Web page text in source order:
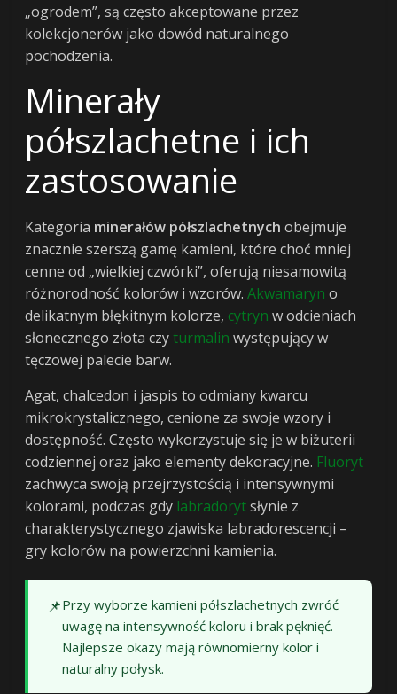
„ogrodem”, są często akceptowane przez
kolekcjonerów jako dowód naturalnego
pochodzenia.
Minerały
półszlachetne i ich
zastosowanie
Kategoria minerałów półszlachetnych obejmuje
znacznie szerszą gamę kamieni, które choć mniej
cenne od „wielkiej czwórki”, oferują niesamowitą
różnorodność kolorów i wzorów.Akwamaryn o
delikatnym błękitnym kolorze, cytryn w odcieniach
słonecznego złota czyturmalin występujący w
tęczowej palecie barw.
Agat, chalcedon i jaspis to odmiany kwarcu
mikrokrystalicznego, cenione za swoje wzory i
dostępność. Często wykorzystuje się je w biżuterii
codziennej oraz jako elementy dekoracyjne. Fluoryt
zachwyca swoją przejrzystością i intensywnymi
kolorami, podczas gdy labradorytsłynie z
charakterystycznego zjawiska labradorescencji –
gry kolorów na powierzchni kamienia.
📌Przy wyborze kamieni półszlachetnych zwróć
uwagę na intensywność koloru i brak pęknięć.
Najlepsze okazy mają równomierny kolor i
naturalny połysk.